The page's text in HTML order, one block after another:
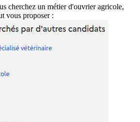
cherchez un métier d'ouvrier agricole,
vous proposer :